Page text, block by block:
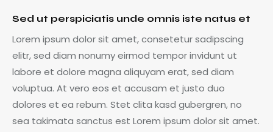
Sed ut perspiciatis unde omnis iste natus et
Lorem ipsum dolor sit amet, consetetur sadipscing
elitr, sed diam nonumy eirmod tempor invidunt ut
labore et dolore magna aliquyam erat, sed diam
voluptua. At vero eos et accusam et justo duo
dolores et ea rebum. Stet clita kasd gubergren, no
sea takimata sanctus est Lorem ipsum dolor sit amet.